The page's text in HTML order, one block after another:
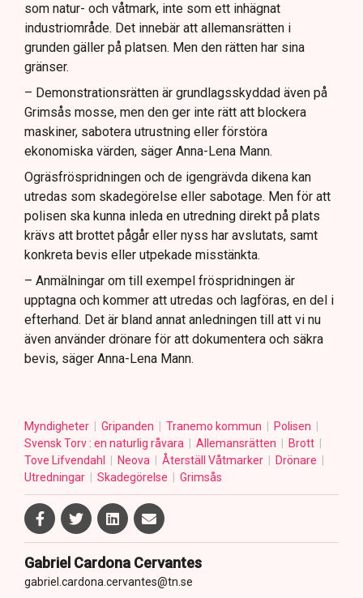
som natur- och våtmark, inte som ett inhägnat
industriområde. Det innebär att allemansrätten i
grunden gäller på platsen. Men den rätten har sina
gränser.
– Demonstrationsrätten är grundlagsskyddad även på
Grimsås mosse, men den ger inte rätt att blockera
maskiner, sabotera utrustning eller förstöra
ekonomiska värden, säger Anna-Lena Mann.
Ogräsfröspridningen och de igengrävda dikena kan
utredas som skadegörelse eller sabotage. Men för att
polisen ska kunna inleda en utredning direkt på plats
krävs att brottet pågår eller nyss har avslutats, samt
konkreta bevis eller utpekade misstänkta.
– Anmälningar om till exempel fröspridningen är
upptagna och kommer att utredas och lagföras, en del i
efterhand. Det är bland annat anledningen till att vi nu
även använder drönare för att dokumentera och säkra
bevis, säger Anna-Lena Mann.
Myndigheter Gripanden Tranemo kommun
Polisen
Svensk Torv : en naturlig råvara
Allemansrätten
Brott
Tove Lifvendahl
Neova Återställ Våtmarker
Drönare
Utredningar
Skadegörelse Grimsås
Gabriel Cardona Cervantes
gabriel.cardona.cervantes@tn.se